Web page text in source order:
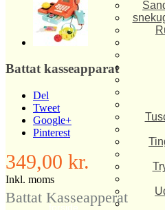
Battat kasseapparat
Del
Tweet
Google+
Pinterest
349,00 kr.
Inkl. moms
Battat Kasseapperat